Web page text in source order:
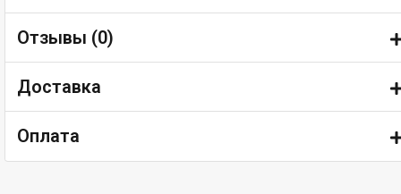
Отзывы (0)
Доставка
Оплата